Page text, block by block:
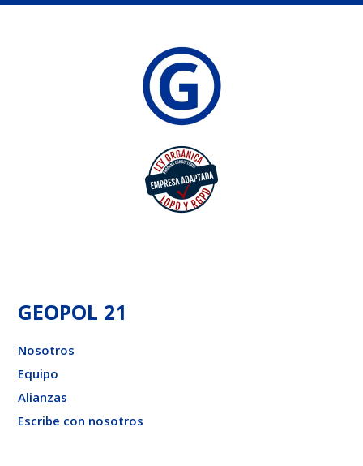
GEOPOL 21
Nosotros
Equipo
Alianzas
Escribe con nosotros